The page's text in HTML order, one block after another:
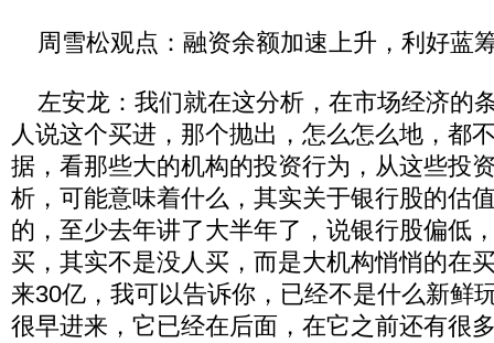
周雪松观点：融资余额加速上升，利好蓝
左安龙：我们就在这分析，在市场经济的
人说这个买进，那个抛出，怎么怎么地，都
据，看那些大的机构的投资行为，从这些投
析，可能意味着什么，其实关于银行股的估
的，至少去年讲了大半年了，说银行股偏低
买，其实不是没人买，而是大机构悄悄的在
来30亿，我可以告诉你，已经不是什么新鲜
很早进来，它已经在后面，在它之前还有很